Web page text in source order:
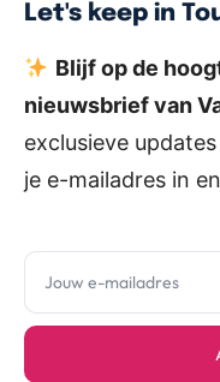
Let's keep in
Blijf op de
nieuwsbrief van
exclusieve
je e-mailadres in